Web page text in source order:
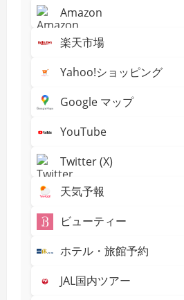
立
つ
ラ
ビ
ョ
公
「セ
ク
可
「素
し
タ
イ
ペ
ー
ジ
送
り
Amazon
楽天市場
Yahoo!ショッピング
Google マップ
YouTube
Twitter (X)
天気予報
ビューティー
ホテル・旅館予約
JAL国内ツアー